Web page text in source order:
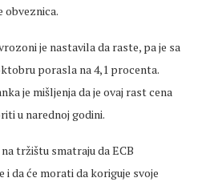
obveznica.
je nastavila da raste, pa je sa
porasla na 4,1 procenta.
je mišljenja da je ovaj rast cena
u narednoj godini.
tržištu smatraju da ECB
da će morati da koriguje svoje